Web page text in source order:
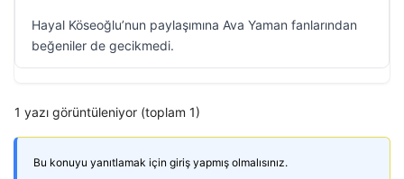
Hayal Köseoğlu’nun paylaşımına Ava Yaman fanlarından
beğeniler de gecikmedi.
1 yazı görüntüleniyor (toplam 1)
Bu konuyu yanıtlamak için giriş yapmış olmalısınız.